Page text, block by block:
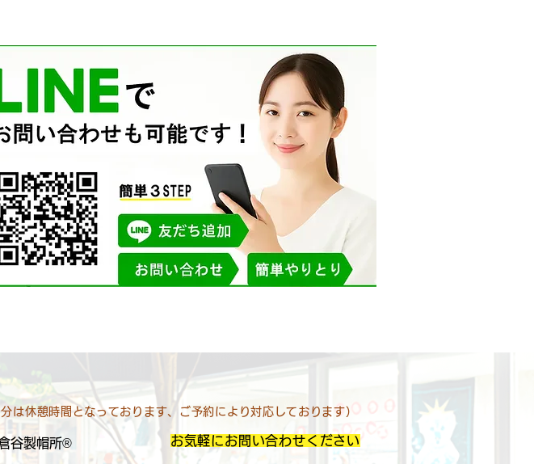
は休憩時間となっております、ご予約により対応しております）
谷製帽所® お気軽にお問い合わせください